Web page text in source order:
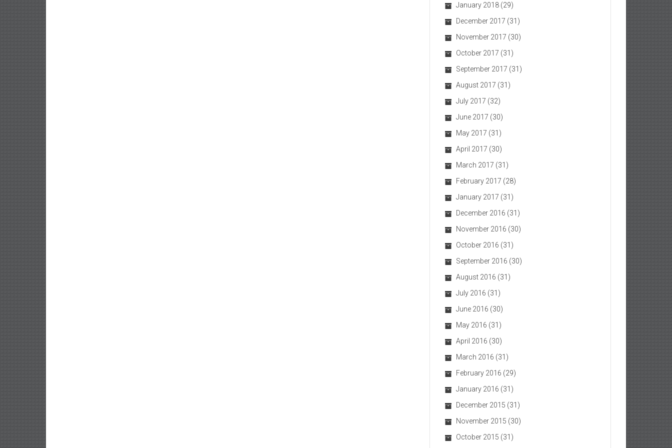
January 2018 (29)
December 2017 (31)
November 2017 (30)
October 2017 (31)
September 2017 (31)
August 2017 (31)
July 2017 (32)
June 2017 (30)
May 2017 (31)
April 2017 (30)
March 2017 (31)
February 2017 (28)
January 2017 (31)
December 2016 (31)
November 2016 (30)
October 2016 (31)
September 2016 (30)
August 2016 (31)
July 2016 (31)
June 2016 (30)
May 2016 (31)
April 2016 (30)
March 2016 (31)
February 2016 (29)
January 2016 (31)
December 2015 (31)
November 2015 (30)
October 2015 (31)